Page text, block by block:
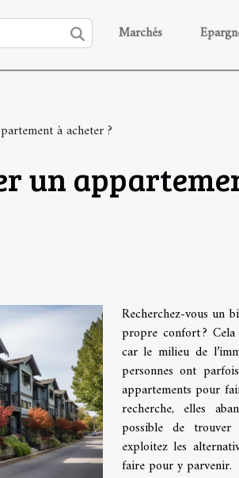
Marchés
à acheter ?
un
Recherchez-vous un
propre confort ? Cela
car le milieu de
personnes ont
appartements pour
recherche, elles
possible de
exploitez les
faire pour y parvenir.